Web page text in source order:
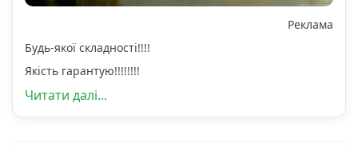
Реклама
Будь-якої складності!!!!
Якість гарантую!!!!!!!!
Читати далі...